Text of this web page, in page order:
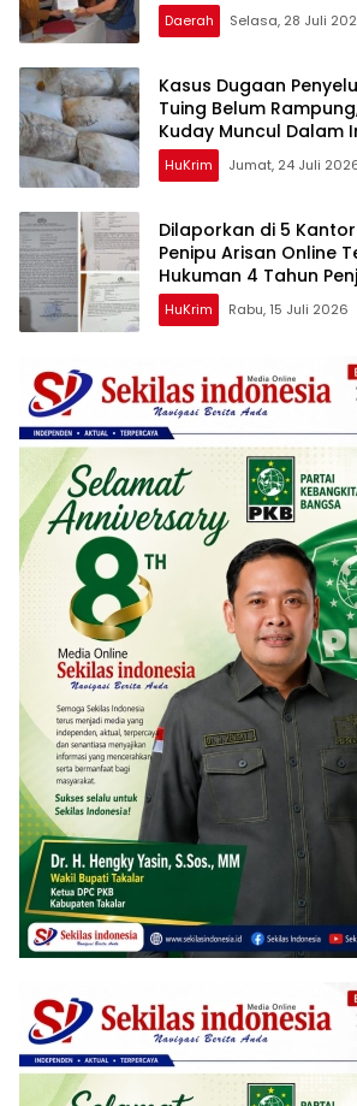
Daerah Selasa, 28 Juli
Kasus Dugaan
Tuing Belum
Kuday Muncul Dalam
Penyidikan
HuKrim Jumat, 24 Juli
Dilaporkan di 5
Penipu Arisan Online
Hukuman 4 Tahun
Juta
HuKrim Rabu, 15 Juli 2026